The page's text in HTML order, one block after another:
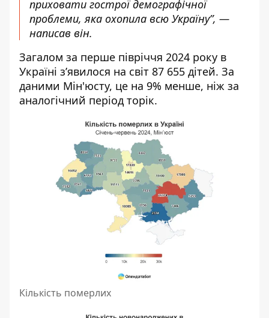
приховати гострої демографічної
проблеми, яка охопила всю Україну”, —
написав він.
Загалом за перше півріччя 2024 року в
Україні з’явилося на світ 87 655 дітей. За
даними Мін'юсту, це на 9% менше, ніж за
аналогічний період торік.
Кількість померлих